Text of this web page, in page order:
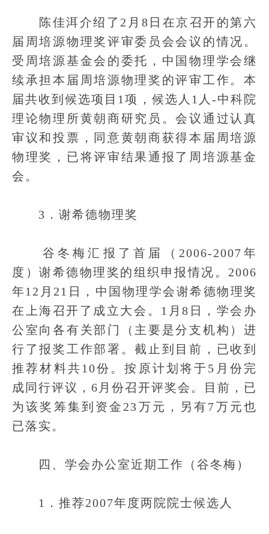
陈佳洱介绍了2月8日在京召开的第六
届周培源物理奖评审委员会会议的情况。
受周培源基金会的委托，中国物理学会继
续承担本届周培源物理奖的评审工作。本
届共收到候选项目1项，候选人1人-中科院
理论物理所黄朝商研究员。会议通过认真
审议和投票，同意黄朝商获得本届周培源
物理奖，已将评审结果通报了周培源基金
会。
3．谢希德物理奖
谷冬梅汇报了首届（2006-2007年
度）谢希德物理奖的组织申报情况。2006
年12月21日，中国物理学会谢希德物理奖
在上海召开了成立大会。1月8日，学会办
公室向各有关部门（主要是分支机构）进
行了报奖工作部署。截止到目前，已收到
推荐材料共10份。按原计划将于5月份完
成同行评议，6月份召开评奖会。目前，已
为该奖筹集到资金23万元，另有7万元也
已落实。
四、学会办公室近期工作（谷冬梅）
1．推荐2007年度两院院士候选人